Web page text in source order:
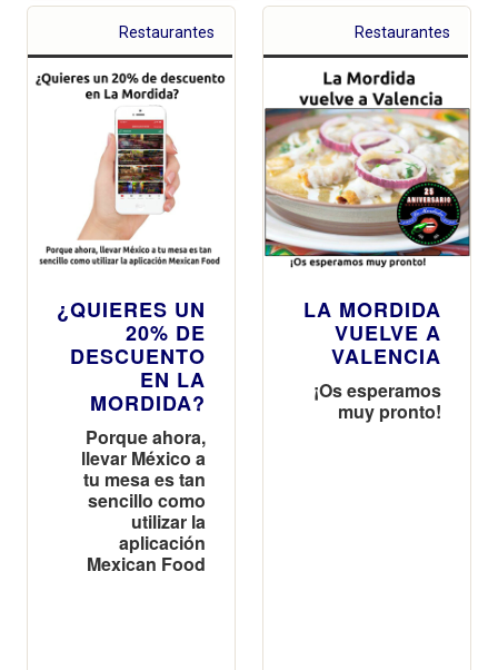
Restaurantes
¿QUIERES UN
20% DE
DESCUENTO
EN LA
MORDIDA?
Porque ahora,
llevar México a
tu mesa es tan
sencillo como
utilizar la
aplicación
Mexican Food
Restaurantes
LA MORDIDA
VUELVE A
VALENCIA
¡Os esperamos
muy pronto!